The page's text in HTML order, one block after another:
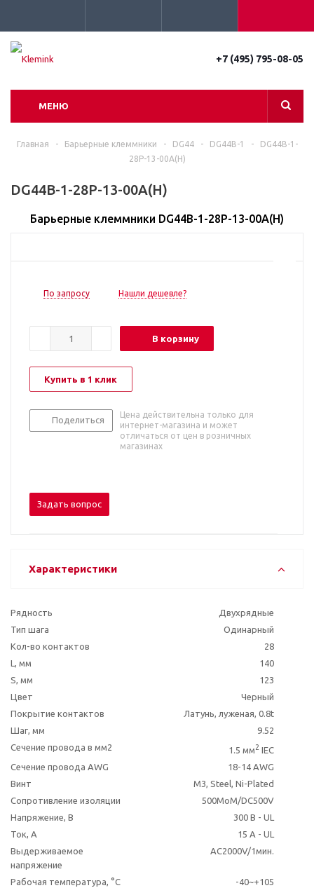
+7 (495) 795-08-05
МЕНЮ
Главная - Барьерные клеммники - DG44 - DG44B-1 -
DG44B-1-
28P-13-00A(H)
DG44B-1-28P-13-00A(H)
Барьерные клеммники DG44B-1-28P-13-00A(H)
По запросу Нашли дешевле?
В корзину
Купить в 1 клик
Поделиться
Цена действительна только для
интернет-магазина и может
отличаться от цен в розничных
магазинах
Задать вопрос
Характеристики
Рядность
Двухрядные
Тип шага
Одинарный
Кол-во контактов
28
L, мм
140
S, мм
123
Цвет
Черный
Покрытие контактов
Латунь, луженая, 0.8t
Шаг, мм
9.52
Сечение провода в мм2
1.5 мм2 IEC
Сечение провода AWG
18-14 AWG
Винт
M3, Steel, Ni-Plated
Сопротивление изоляции
500MoM/DC500V
Напряжение, В
300 В - UL
Ток, А
15 A - UL
Выдерживаемое
напряжение
AC2000V/1мин.
Рабочая температура, °C -40~+105